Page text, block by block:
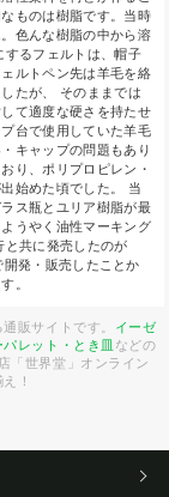
ものは樹脂です。当時
色んな樹脂の中から溶
するフェルトは、帽子
ルトペン先は羊毛を絡
たが、 そのままでは
て適度な硬さを持たせ
台で使用していた羊毛
キャップの問題もあり
り、ポリプロピレン・
始めた頃でした。 当
ス瓶とユリア樹脂が最
うやく油性マーキング
と共に発売したのが
発・販売したことか
。
販サイトです。 イーゼ
レット・とき皿 などの
「世界堂」オンライン
！